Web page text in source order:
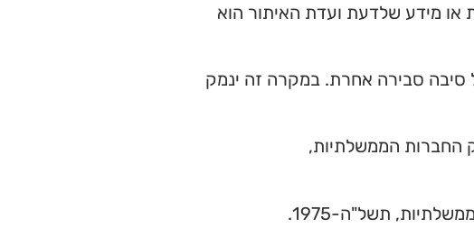
או מידע שלדעת ועדת האיתור הוא
סיבה סבירה אחרת. במקרה זה ינמק
החברות הממשלתיות,
תשל"ה-1975.